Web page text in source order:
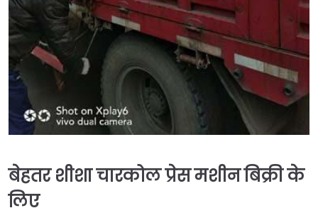
बेहतर शीशा चारकोल प्रेस मशीन बिक्री के
लिए